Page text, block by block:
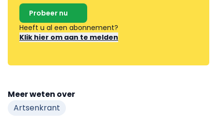
Probeer nu
Heeft u al een abonnement?
Klik hier om aan te melden
Meer weten over
Artsenkrant